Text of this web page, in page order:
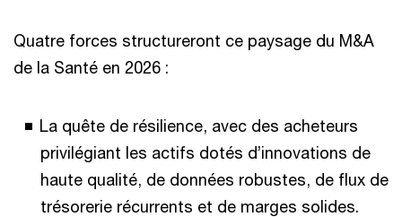
Quatre forces structureront ce paysage du M&A
de la Santé en 2026 :
La quête de résilience, avec des acheteurs
privilégiant les actifs dotés d’innovations de
haute qualité, de données robustes, de flux de
trésorerie récurrents et de marges solides.